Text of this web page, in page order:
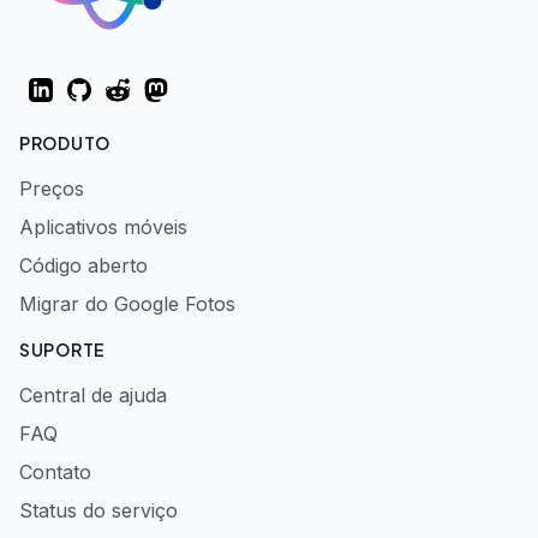
LinkedInGitHubRedditMastodon
PRODUTO
Preços
Aplicativos móveis
Código aberto
Migrar do Google Fotos
SUPORTE
Central de ajuda
FAQ
Contato
Status do serviço